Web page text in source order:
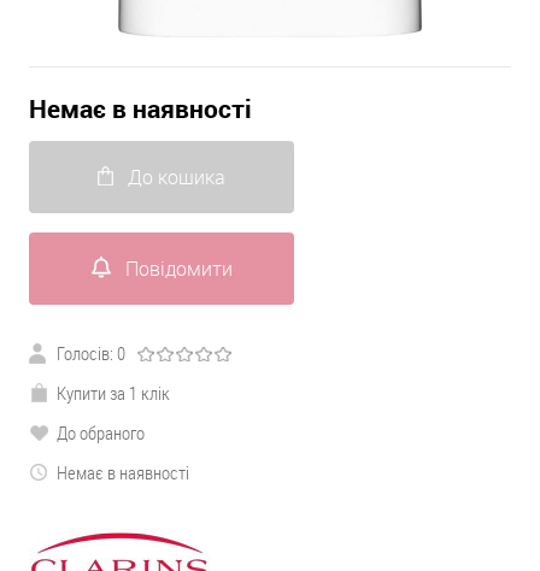
Немає в наявності
До кошика
Повідомити
Голосів: 0
Купити за 1 клік
До обраного
Немає в наявності